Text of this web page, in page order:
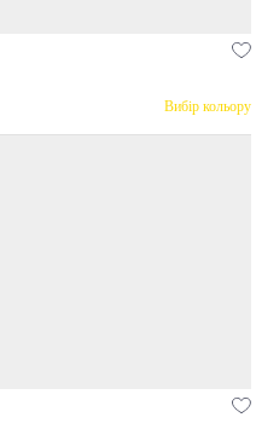
Вибір кольору